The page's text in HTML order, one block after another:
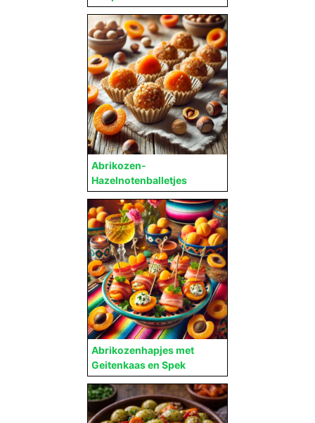
Abrikozen-
Hazelnotenballetjes
Abrikozenhapjes met
Geitenkaas en Spek